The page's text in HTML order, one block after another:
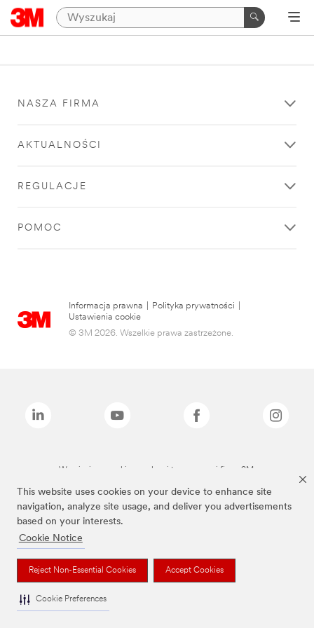
This website uses cookies on your device to enhance site
navigation, analyze site usage, and deliver you advertisements
based on your interests.
Cookie Notice
Reject Non-Essential Cookies Accept Cookies
Cookie Preferences
NASZA FIRMA
AKTUALNOŚCI
REGULACJE
POMOC
Informacja prawna Polityka prywatności
Ustawienia cookie
© 3M 2026. Wszelkie prawa zastrzeżone.
Wymienione marki są znakami towarowymi firmy 3M.